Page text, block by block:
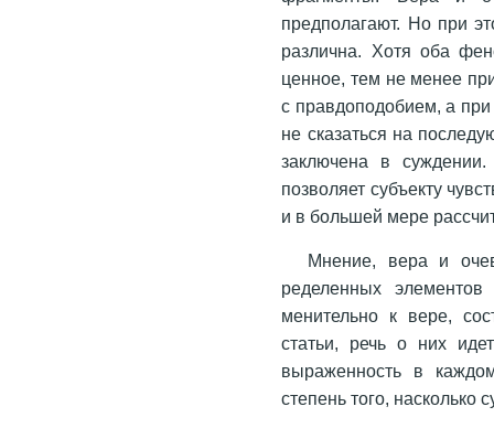
предполагают. Но при
различна. Хотя оба
ценное, тем не менее
с правдоподобием, а
не сказаться на
заключена в
позволяет субъекту
и в большей мере
Мнение, вера и
ределенных
менительно к вере,
статьи, речь о них
выраженность в
степень того, насколько